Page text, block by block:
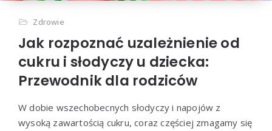
Zdrowie
Jak rozpoznać uzależnienie od
cukru i słodyczy u dziecka:
Przewodnik dla rodziców
W dobie wszechobecnych słodyczy i napojów z
wysoką zawartością cukru, coraz częściej zmagamy się